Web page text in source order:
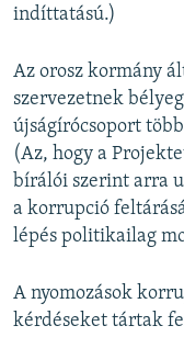
indíttatású.)
Az orosz kormány
szervezetnek
újságírócsoport
(Az, hogy a
bírálói szerint arra
a korrupció
lépés politikailag
A nyomozások
kérdéseket tártak